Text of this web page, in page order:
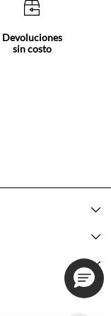
Devoluciones
sin costo